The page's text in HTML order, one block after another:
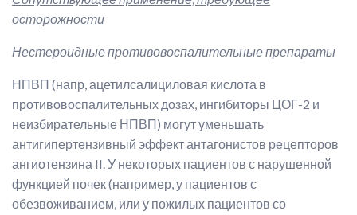
осторожности
Нестероидные противовоспалительные препараты
НПВП (напр, ацетилсалициловая кислота в
противовоспалительных дозах, ингибиторы ЦОГ-2 и
неизбирательные НПВП) могут уменьшать
антигипертензивный эффект антагонистов рецепторов
ангиотензина II. У некоторых пациентов с нарушенной
функцией почек (например, у пациентов с
обезвоживанием, или у пожилых пациентов со